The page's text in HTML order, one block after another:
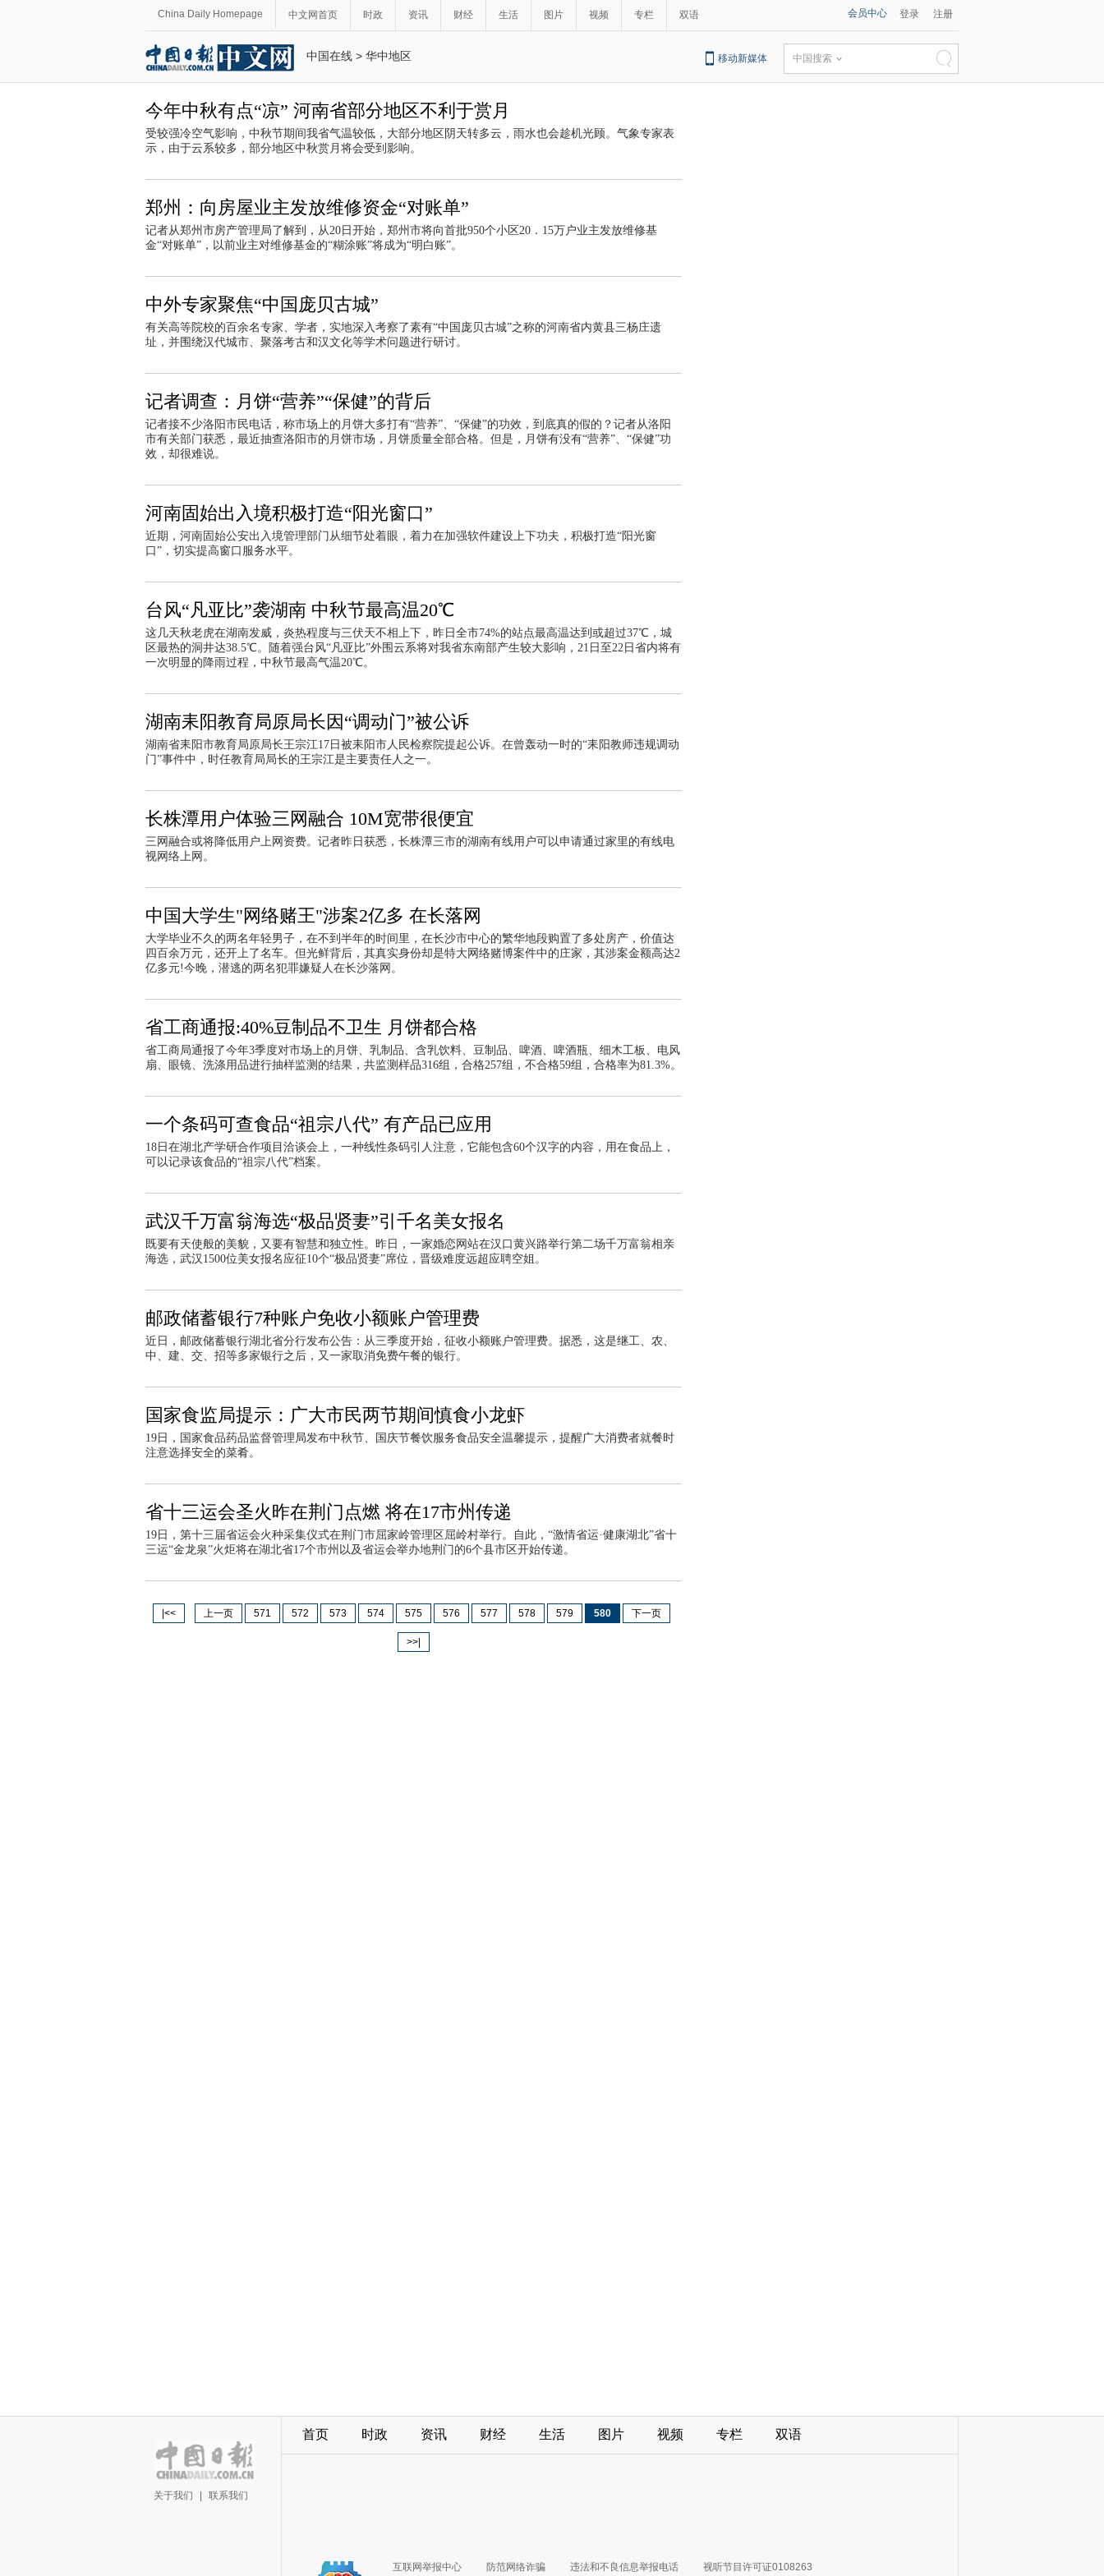
China Daily Homepage 中文网首页 时政 资讯 财经 生活 图片 视频 专栏 双语 会员中心 登录 注册
中国在线 > 华中地区 移动新媒体 中国搜索
今年中秋有点“凉” 河南省部分地区不利于赏月
受较强冷空气影响，中秋节期间我省气温较低，大部分地区阴天转多云，雨水也会趁机光顾。气象专家表
示，由于云系较多，部分地区中秋赏月将会受到影响。
郑州：向房屋业主发放维修资金“对账单”
记者从郑州市房产管理局了解到，从20日开始，郑州市将向首批950个小区20．15万户业主发放维修基
金“对账单”，以前业主对维修基金的“糊涂账”将成为“明白账”。
中外专家聚焦“中国庞贝古城”
有关高等院校的百余名专家、学者，实地深入考察了素有“中国庞贝古城”之称的河南省内黄县三杨庄遗
址，并围绕汉代城市、聚落考古和汉文化等学术问题进行研讨。
记者调查：月饼“营养”“保健”的背后
记者接不少洛阳市民电话，称市场上的月饼大多打有“营养”、“保健”的功效，到底真的假的？记者从洛阳
市有关部门获悉，最近抽查洛阳市的月饼市场，月饼质量全部合格。但是，月饼有没有“营养”、“保健”功
效，却很难说。
河南固始出入境积极打造“阳光窗口”
近期，河南固始公安出入境管理部门从细节处着眼，着力在加强软件建设上下功夫，积极打造“阳光窗
口”，切实提高窗口服务水平。
台风“凡亚比”袭湖南 中秋节最高温20℃
这几天秋老虎在湖南发威，炎热程度与三伏天不相上下，昨日全市74%的站点最高温达到或超过37℃，城
区最热的洞井达38.5℃。随着强台风“凡亚比”外围云系将对我省东南部产生较大影响，21日至22日省内将有
一次明显的降雨过程，中秋节最高气温20℃。
湖南耒阳教育局原局长因“调动门”被公诉
湖南省耒阳市教育局原局长王宗江17日被耒阳市人民检察院提起公诉。在曾轰动一时的“耒阳教师违规调动
门”事件中，时任教育局局长的王宗江是主要责任人之一。
长株潭用户体验三网融合 10M宽带很便宜
三网融合或将降低用户上网资费。记者昨日获悉，长株潭三市的湖南有线用户可以申请通过家里的有线电
视网络上网。
中国大学生"网络赌王"涉案2亿多 在长落网
大学毕业不久的两名年轻男子，在不到半年的时间里，在长沙市中心的繁华地段购置了多处房产，价值达
四百余万元，还开上了名车。但光鲜背后，其真实身份却是特大网络赌博案件中的庄家，其涉案金额高达2
亿多元!今晚，潜逃的两名犯罪嫌疑人在长沙落网。
省工商通报:40%豆制品不卫生 月饼都合格
省工商局通报了今年3季度对市场上的月饼、乳制品、含乳饮料、豆制品、啤酒、啤酒瓶、细木工板、电风
扇、眼镜、洗涤用品进行抽样监测的结果，共监测样品316组，合格257组，不合格59组，合格率为81.3%。
一个条码可查食品“祖宗八代” 有产品已应用
18日在湖北产学研合作项目洽谈会上，一种线性条码引人注意，它能包含60个汉字的内容，用在食品上，
可以记录该食品的“祖宗八代”档案。
武汉千万富翁海选“极品贤妻”引千名美女报名
既要有天使般的美貌，又要有智慧和独立性。昨日，一家婚恋网站在汉口黄兴路举行第二场千万富翁相亲
海选，武汉1500位美女报名应征10个“极品贤妻”席位，晋级难度远超应聘空姐。
邮政储蓄银行7种账户免收小额账户管理费
近日，邮政储蓄银行湖北省分行发布公告：从三季度开始，征收小额账户管理费。据悉，这是继工、农、
中、建、交、招等多家银行之后，又一家取消免费午餐的银行。
国家食监局提示：广大市民两节期间慎食小龙虾
19日，国家食品药品监督管理局发布中秋节、国庆节餐饮服务食品安全温馨提示，提醒广大消费者就餐时
注意选择安全的菜肴。
省十三运会圣火昨在荆门点燃 将在17市州传递
19日，第十三届省运会火种采集仪式在荆门市屈家岭管理区屈岭村举行。自此，“激情省运·健康湖北”省十
三运“金龙泉”火炬将在湖北省17个市州以及省运会举办地荆门的6个县市区开始传递。
|<< 上一页 571 572 573 574 575 576 577 578 579 580 下一页
>>|
关于我们 联系我们
首页 时政 资讯 财经 生活 图片 视频 专栏 双语
互联网举报中心 防范网络诈骗 违法和不良信息举报电话 视听节目许可证0108263